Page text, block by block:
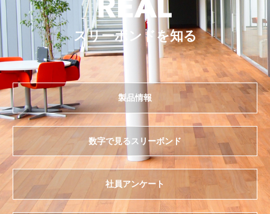
スリーボンドを知る
製品情報
数字で見るスリーボンド
社員アンケート